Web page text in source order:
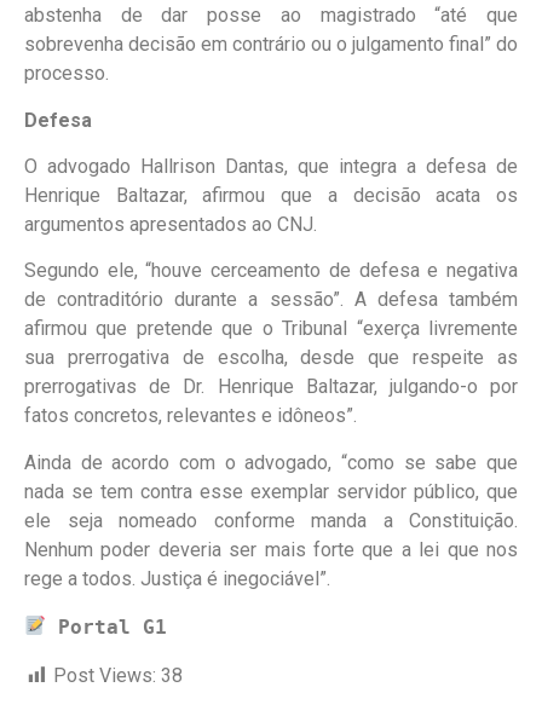
abstenha de dar posse ao magistrado “até que
sobrevenha decisão em contrário ou o julgamento final” do
processo.
Defesa
O advogado Hallrison Dantas, que integra a defesa de
Henrique Baltazar, afirmou que a decisão acata os
argumentos apresentados ao CNJ.
Segundo ele, “houve cerceamento de defesa e negativa
de contraditório durante a sessão”. A defesa também
afirmou que pretende que o Tribunal “exerça livremente
sua prerrogativa de escolha, desde que respeite as
prerrogativas de Dr. Henrique Baltazar, julgando-o por
fatos concretos, relevantes e idôneos”.
Ainda de acordo com o advogado, “como se sabe que
nada se tem contra esse exemplar servidor público, que
ele seja nomeado conforme manda a Constituição.
Nenhum poder deveria ser mais forte que a lei que nos
rege a todos. Justiça é inegociável”.
Portal G1
Post Views: 38